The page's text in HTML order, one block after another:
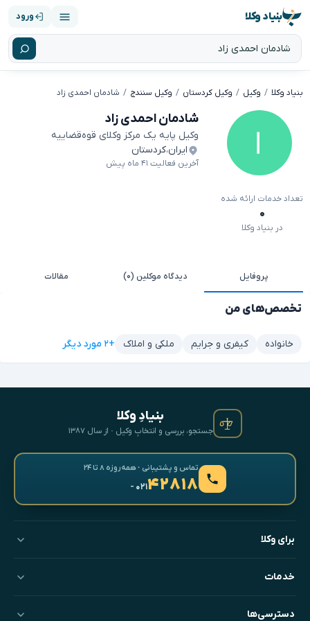
بنیاد وکلا ورود
بنیاد وکلا وکیل وکیل کردستان وکیل سنندج شادمان احمدی زاد
شادمان احمدی زاد
وکیل پایه یک مرکز وکلای قوه‌قضاییه
ایران،کردستان
آخرین فعالیت ۴۱ ماه پیش
تعداد خدمات ارائه شده
۰
در بنیاد وکلا
پروفایل دیدگاه موکلین (۰) مقالات
تخصص‌های من
خانواده کیفری و جرایم ملکی و املاک +۲ مورد دیگر
بنیادِ وکلا
جستجو، بررسی و انتخابِ وکیل · از سال ۱۳۸۷
تماس و پشتیبانی · همه‌روزه ۸ تا ۲۴
۴۲۸۱۸- ۰۲۱
برای وکلا
خدمات
دسترسی‌ها